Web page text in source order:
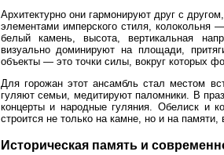
Архитектурно они гармонируют друг с
элементами имперского стиля, колокольня
белый камень, высота, вертикальная
визуально доминируют на площади,
объекты — это точки силы, вокруг которых
Для горожан этот ансамбль стал местом
гуляют семьи, медитируют паломники. В
концерты и народные гуляния. Обелиск и
строится не только на камне, но и на памяти,
Историческая память и